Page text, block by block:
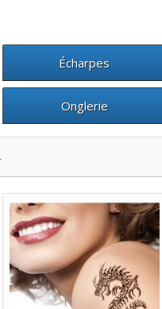
Écharpes
Onglerie